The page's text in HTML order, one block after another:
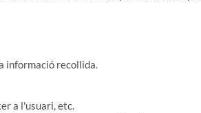
informació recollida.
a l'usuari, etc.